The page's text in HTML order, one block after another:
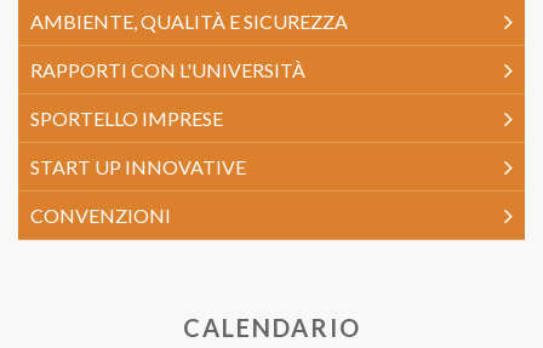
AMBIENTE, QUALITÀ E SICUREZZA
RAPPORTI CON L'UNIVERSITÀ
SPORTELLO IMPRESE
START UP INNOVATIVE
CONVENZIONI
CALENDARIO